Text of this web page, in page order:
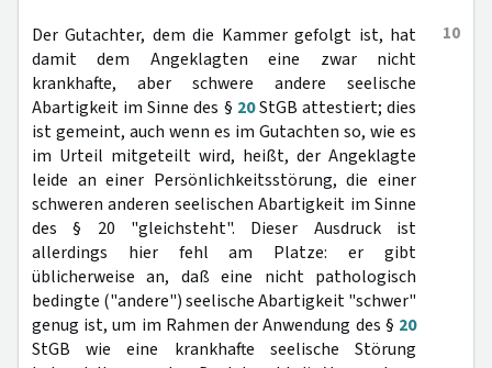
10
Der Gutachter, dem die Kammer gefolgt ist, hat
damit dem Angeklagten eine zwar nicht
krankhafte, aber schwere andere seelische
Abartigkeit im Sinne des § 20StGB attestiert; dies
ist gemeint, auch wenn es im Gutachten so, wie es
im Urteil mitgeteilt wird, heißt, der Angeklagte
leide an einer Persönlichkeitsstörung, die einer
schweren anderen seelischen Abartigkeit im Sinne
des § 20 "gleichsteht". Dieser Ausdruck ist
allerdings hier fehl am Platze: er gibt
üblicherweise an, daß eine nicht pathologisch
bedingte ("andere") seelische Abartigkeit "schwer"
genug ist, um im Rahmen der Anwendung des § 20
StGB wie eine krankhafte seelische Störung